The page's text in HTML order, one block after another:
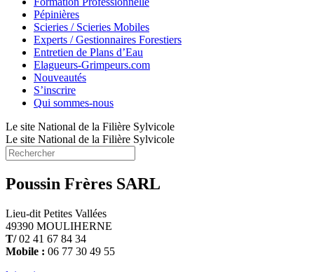
Pépinières
Scieries / Scieries Mobiles
Experts / Gestionnaires Forestiers
Entretien de Plans d’Eau
Elagueurs-Grimpeurs.com
Nouveautés
S’inscrire
Qui sommes-nous
Le site National de la Filière Sylvicole
Le site National de la Filière Sylvicole
Poussin Frères SARL
Lieu-dit Petites Vallées
49390 MOULIHERNE
T/02 41 67 84 34
Mobile : 06 77 30 49 55